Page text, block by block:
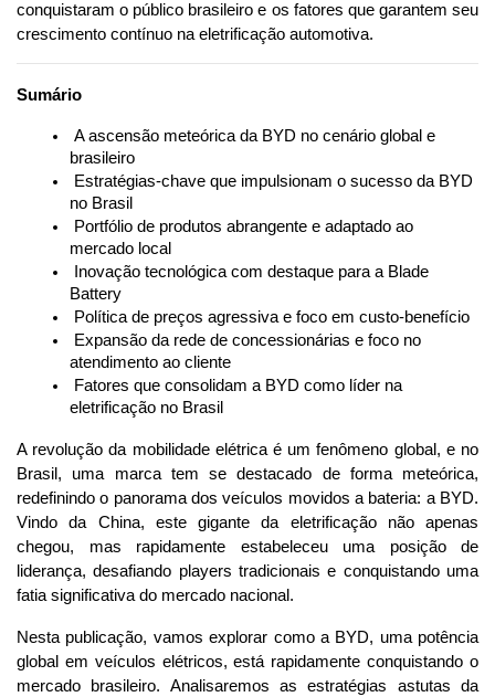
conquistaram o público brasileiro e os fatores que garantem seu
crescimento contínuo na eletrificação automotiva.
Sumário
A ascensão meteórica da BYD no cenário global e
brasileiro
Estratégias-chave que impulsionam o sucesso da BYD
no Brasil
Portfólio de produtos abrangente e adaptado ao
mercado local
Inovação tecnológica com destaque para a Blade
Battery
Política de preços agressiva e foco em custo-benefício
Expansão da rede de concessionárias e foco no
atendimento ao cliente
Fatores que consolidam a BYD como líder na
eletrificação no Brasil
A revolução da mobilidade elétrica é um fenômeno global, e no
Brasil, uma marca tem se destacado de forma meteórica,
redefinindo o panorama dos veículos movidos a bateria: a BYD.
Vindo da China, este gigante da eletrificação não apenas
chegou, mas rapidamente estabeleceu uma posição de
liderança, desafiando players tradicionais e conquistando uma
fatia significativa do mercado nacional.
Nesta publicação, vamos explorar como a BYD, uma potência
global em veículos elétricos, está rapidamente conquistando o
mercado brasileiro. Analisaremos as estratégias astutas da